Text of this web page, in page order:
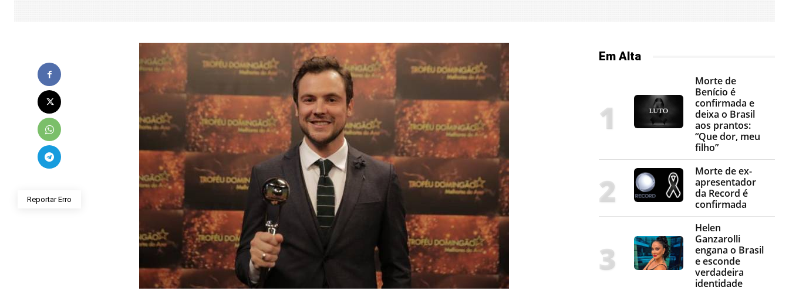
Reportar Erro
Em Alta
Morte de
Benício é
confirmada e
deixa o Brasil
aos prantos:
“Que dor, meu
filho”
Morte de ex-
apresentador
da Record é
confirmada
Helen
Ganzarolli
engana o Brasil
e esconde
verdadeira
identidade